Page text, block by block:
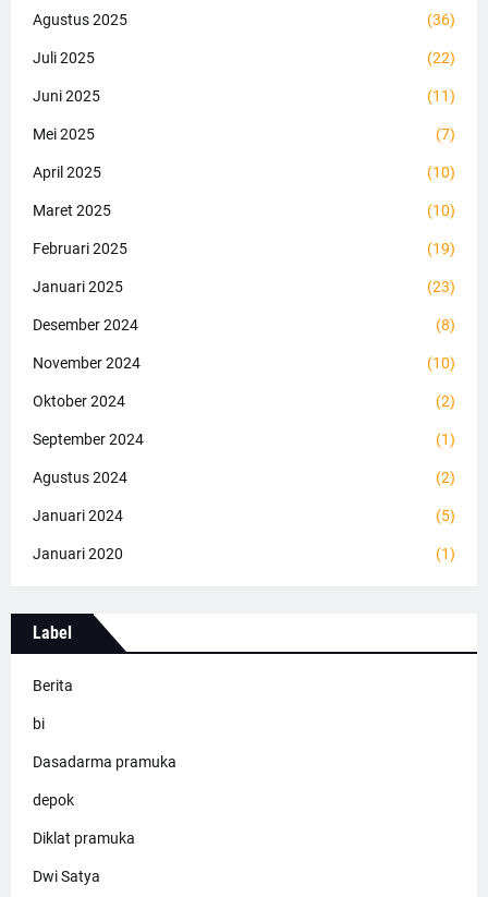
Agustus 2025 (36)
Juli 2025 (22)
Juni 2025 (11)
Mei 2025 (7)
April 2025 (10)
Maret 2025 (10)
Februari 2025 (19)
Januari 2025 (23)
Desember 2024 (8)
November 2024 (10)
Oktober 2024 (2)
September 2024 (1)
Agustus 2024 (2)
Januari 2024 (5)
Januari 2020 (1)
Label
Berita
bi
Dasadarma pramuka
depok
Diklat pramuka
Dwi Satya